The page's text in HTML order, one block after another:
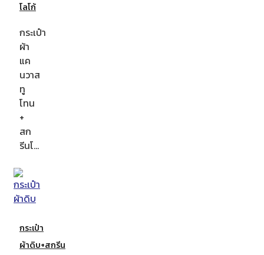
โลโก้
กระเป๋า
ผ้า
แค
นวาส
ทู
โทน
+
สก
รีนโ…
กระเป๋า
ผ้าดิบ+สกรีน